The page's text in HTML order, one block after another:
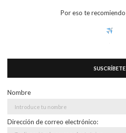
Por eso te
SUSCRÍBETE
Nombre
Dirección de correo electrónico: